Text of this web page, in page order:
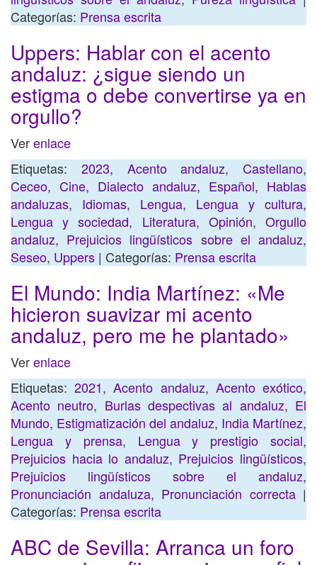
Categorías: Prensa escrita
Uppers: Hablar con el acento
andaluz: ¿sigue siendo un
estigma o debe convertirse ya en
orgullo?
Verenlace
Etiquetas: 2023, Acento andaluz, Castellano,
Ceceo, Cine, Dialecto andaluz, Español, Hablas
andaluzas, Idiomas, Lengua, Lengua y cultura,
Lengua y sociedad, Literatura, Opinión,Orgullo
andaluz, Prejuicios lingüísticos sobre el andaluz,
Seseo, Uppers | Categorías: Prensa escrita
El Mundo: India Martínez: «Me
hicieron suavizar mi acento
andaluz, pero me he plantado»
Verenlace
Etiquetas:2021,Acento andaluz, Acento exótico,
Acento neutro, Burlas despectivas al andaluz, El
Mundo, Estigmatización del andaluz, India Martínez,
Lengua y prensa, Lengua y prestigio social,
Prejuicios hacia lo andaluz, Prejuicios lingüísticos,
Prejuicios lingüísticos sobre el andaluz,
Pronunciación andaluza, Pronunciación correcta|
Categorías: Prensa escrita
ABC de Sevilla: Arranca un foro